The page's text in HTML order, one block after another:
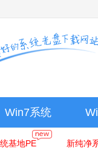
Win7系统
基地PE 新纯净